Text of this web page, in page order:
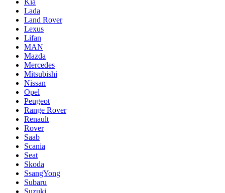
Lada
Land Rover
Lexus
Lifan
MAN
Mazda
Mercedes
Mitsubishi
Nissan
Opel
Peugeot
Range Rover
Renault
Rover
Saab
Scania
Seat
Skoda
SsangYong
Subaru
Suzuki